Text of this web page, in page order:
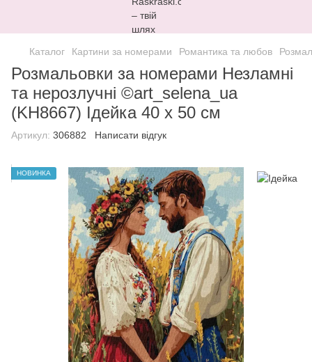
Каталог Картини за номерами Романтика та любов
Розмальовки за номерами Незламні
та нерозлучні ©art_selena_ua
(KH8667) Ідейка 40 х 50 см
Артикул: 306882 Написати відгук
НОВИНКА